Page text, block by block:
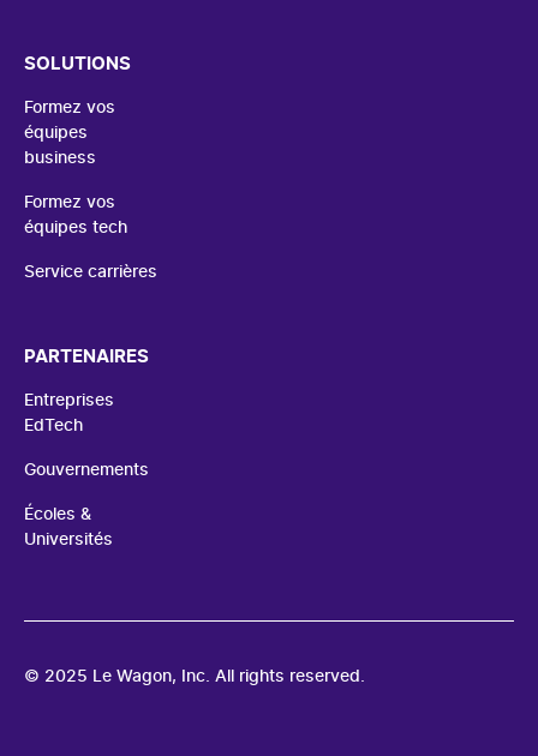
SOLUTIONS
Formez vos
équipes
business
Formez vos
équipes tech
Service carrières
PARTENAIRES
Entreprises
EdTech
Gouvernements
Écoles &
Universités
© 2025 Le Wagon, Inc. All rights reserved.